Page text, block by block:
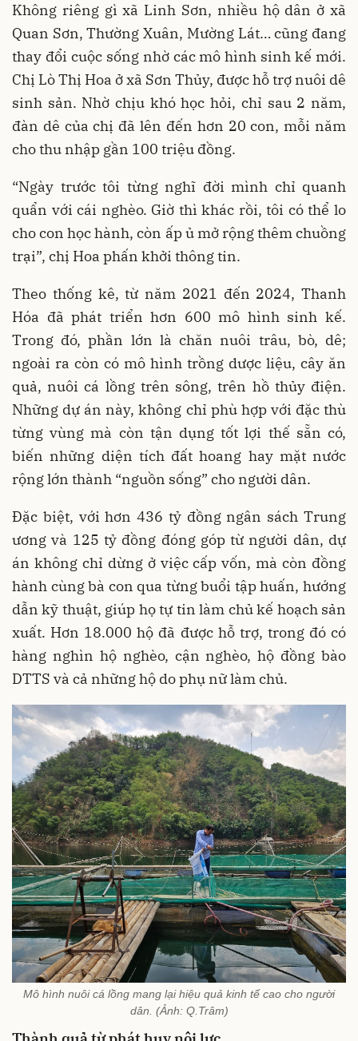
Không riêng gì xã Linh Sơn, nhiều hộ dân ở xã
Quan Sơn, Thường Xuân, Mường Lát… cũng đang
thay đổi cuộc sống nhờ các mô hình sinh kế mới.
Chị Lò Thị Hoa ở xã Sơn Thủy, được hỗ trợ nuôi dê
sinh sản. Nhờ chịu khó học hỏi, chỉ sau 2 năm,
đàn dê của chị đã lên đến hơn 20 con, mỗi năm
cho thu nhập gần 100 triệu đồng.
“Ngày trước tôi từng nghĩ đời mình chỉ quanh
quẩn với cái nghèo. Giờ thì khác rồi, tôi có thể lo
cho con học hành, còn ấp ủ mở rộng thêm chuồng
trại”, chị Hoa phấn khởi thông tin.
Theo thống kê, từ năm 2021 đến 2024, Thanh
Hóa đã phát triển hơn 600 mô hình sinh kế.
Trong đó, phần lớn là chăn nuôi trâu, bò, dê;
ngoài ra còn có mô hình trồng dược liệu, cây ăn
quả, nuôi cá lồng trên sông, trên hồ thủy điện.
Những dự án này, không chỉ phù hợp với đặc thù
từng vùng mà còn tận dụng tốt lợi thế sẵn có,
biến những diện tích đất hoang hay mặt nước
rộng lớn thành “nguồn sống” cho người dân.
Đặc biệt, với hơn 436 tỷ đồng ngân sách Trung
ương và 125 tỷ đồng đóng góp từ người dân, dự
án không chỉ dừng ở việc cấp vốn, mà còn đồng
hành cùng bà con qua từng buổi tập huấn, hướng
dẫn kỹ thuật, giúp họ tự tin làm chủ kế hoạch sản
xuất. Hơn 18.000 hộ đã được hỗ trợ, trong đó có
hàng nghìn hộ nghèo, cận nghèo, hộ đồng bào
DTTS và cả những hộ do phụ nữ làm chủ.
Mô hình nuôi cá lồng mang lại hiệu quả kinh tế cao cho người
dân. (Ảnh: Q.Trâm)